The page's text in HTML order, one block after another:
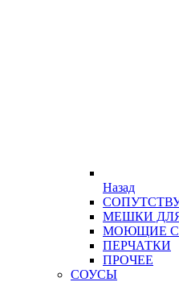
Назад
МЕШКИ
МОЮЩИЕ
ПЕРЧАТКИ
ПРОЧЕЕ
СОУСЫ